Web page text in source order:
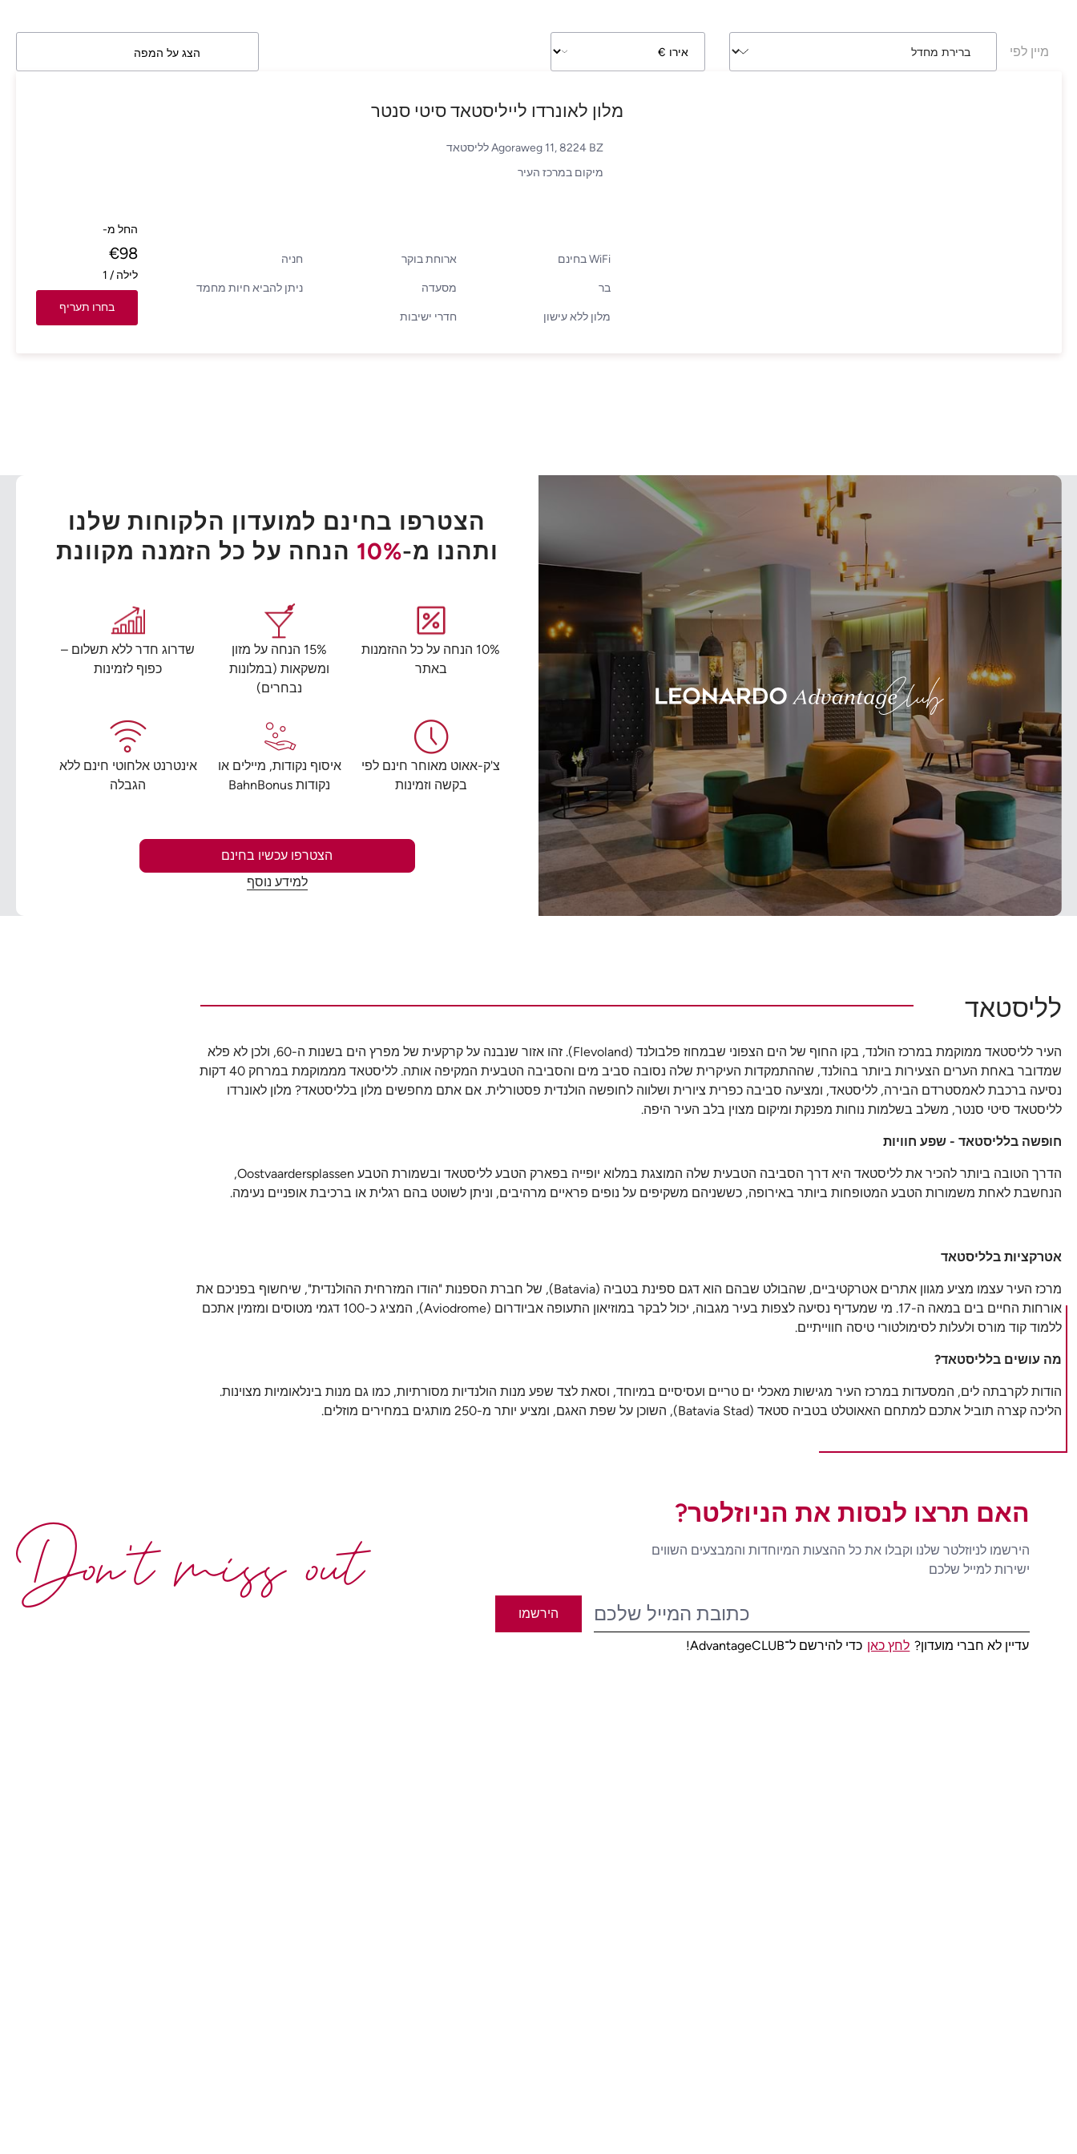
מיין לפי הצג על המפה
מלון לאונרדו לייליסטאד סיטי סנטר
Agoraweg 11, 8224 BZ לליסטאד
מיקום במרכז העיר
WiFi בחינם ארוחת בוקר חניה
בר מסעדה ניתן להביא חיות מחמד
מלון ללא עישון חדרי ישיבות
החל מ-
€98
לילה/
1
בחרו תעריף
הצטרפו בחינם למועדון הלקוחות שלנו
ותהנו מ-10% הנחה על כל הזמנה מקוונת
10% הנחה על כל ההזמנות
באתר
15% הנחה על מזון
ומשקאות (במלונות
נבחרים)
שדרוג חדר ללא תשלום –
כפוף לזמינות
צ'ק-אאוט מאוחר חינם לפי
בקשה וזמינות
איסוף נקודות, מיילים או
נקודות BahnBonus
אינטרנט אלחוטי חינם ללא
הגבלה
הצטרפו עכשיו בחינם
למידע נוסף
לליסטאד
העיר לליסטאד ממוקמת במרכז הולנד, בקו החוף של הים הצפוני שבמחוז פלבולנד (Flevoland). זהו אזור שנבנה על קרקעית של מפרץ הים בשנות ה-60, ולכן לא פלא
שמדובר באחת הערים הצעירות ביותר בהולנד, שההתמקדות העיקרית שלה נסובה סביב מים והסביבה הטבעית המקיפה אותה. לליסטאד מממוקמת במרחק 40 דקות
נסיעה ברכבת לאמסטרדם הבירה, לליסטאד, ומציעה סביבה כפרית ציורית ושלווה לחופשה הולנדית פסטורלית. אם אתם מחפשים מלון בלליסטאד? מלון לאונרדו
לליסטאד סיטי סנטר, משלב בשלמות נוחות מפנקת ומיקום מצוין בלב העיר היפה.
חופשה בלליסטאד - שפע חוויות
הדרך הטובה ביותר להכיר את לליסטאד היא דרך הסביבה הטבעית שלה המוצגת במלוא יופייה בפארק הטבע לליסטאד ובשמורת הטבע Oostvaardersplassen,
הנחשבת לאחת משמורות הטבע המטופחות ביותר באירופה, כששניהם משקיפים על נופים פראיים מרהיבים, וניתן לשוטט בהם רגלית או ברכיבת אופניים נעימה.
אטרקציות בלליסטאד
מרכז העיר עצמו מציע מגוון אתרים אטרקטיביים, שהבולט שבהם הוא דגם ספינת בטביה (Batavia), של חברת הספנות "הודו המזרחית ההולנדית", שיחשוף בפניכם את
אורחות החיים בים במאה ה-17. מי שמעדיף נסיעה לצפות בעיר מגבוה, יכול לבקר במוזיאון התעופה אביודרום (Aviodrome), המציג כ-100 דגמי מטוסים ומזמין אתכם
ללמוד קוד מורס ולעלות לסימולטורי טיסה חווייתיים.
מה עושים בלליסטאד?
הודות לקרבתה לים, המסעדות במרכז העיר מגישות מאכלי ים טריים ועסיסיים במיוחד, וסאת לצד שפע מנות הולנדיות מסורתיות, כמו גם מנות בינלאומיות מצוינות.
הליכה קצרה תוביל אתכם למתחם האאוטלט בטביה סטאד (Batavia Stad), השוכן על שפת האגם, ומציע יותר מ-250 מותגים במחירים מוזלים.
האם תרצו לנסות את הניוזלטר?
הירשמו לניוזלטר שלנו וקבלו את כל ההצעות המיוחדות והמבצעים השווים
ישירות למייל שלכם
הירשמו
עדיין לא חברי מועדון? לחץ כאן כדי להירשם ל־AdvantageCLUB!
Don't miss out